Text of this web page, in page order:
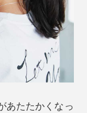
あたたかくなっ